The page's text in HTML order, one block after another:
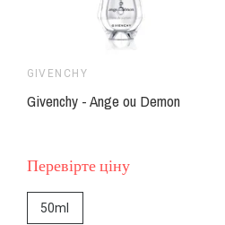
GIVENCHY
Givenchy - Ange ou Demon
Перевірте ціну
50ml